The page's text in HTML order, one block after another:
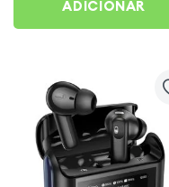
ADICIONAR